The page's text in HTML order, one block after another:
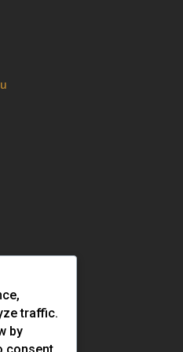
traffic.
by